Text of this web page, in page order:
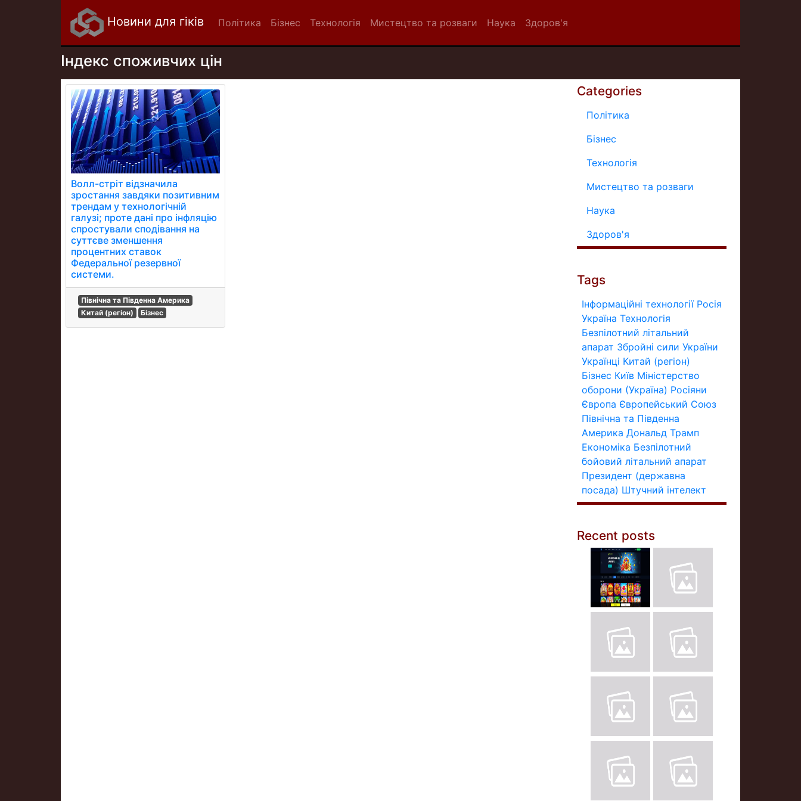
Новини для гіків Політика Бізнес Технологія Мистецтво та розваги Наука Здоров'я
Індекс споживчих цін
Волл-стріт відзначила
зростання завдяки позитивним
трендам у технологічній
галузі; проте дані про інфляцію
спростували сподівання на
суттєве зменшення
процентних ставок
Федеральної резервної
системи.
Північна та Південна Америка
Китай (регіон)
Бізнес
Categories
Політика
Бізнес
Технологія
Мистецтво та розваги
Наука
Здоров'я
Tags
Інформаційні технології Росія
Україна Технологія
Безпілотний літальний
апарат Збройні сили України
Українці Китай (регіон)
Бізнес Київ Міністерство
оборони (Україна) Росіяни
Європа Європейський Союз
Північна та Південна
Америка Дональд Трамп
Економіка Безпілотний
бойовий літальний апарат
Президент (державна
посада) Штучний інтелект
Recent posts